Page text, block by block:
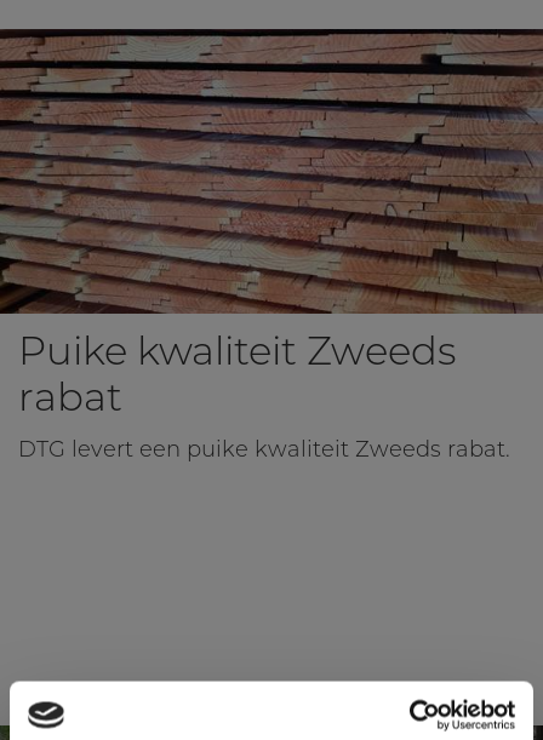
Puike kwaliteit Zweeds
rabat
DTG levert een puike kwaliteit Zweeds rabat.